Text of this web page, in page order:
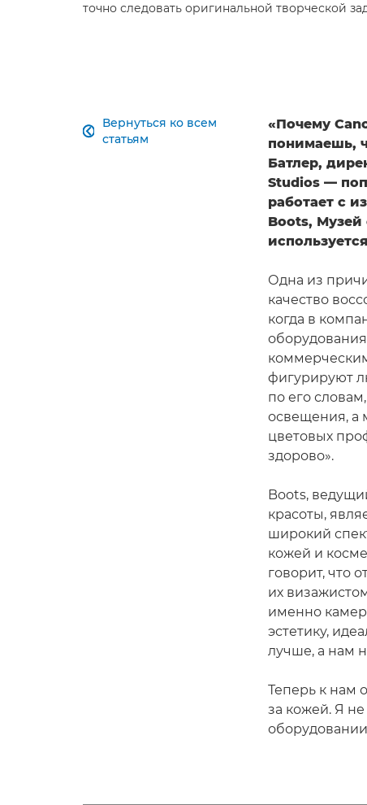
точно следовать оригинальной творческой
Вернуться ко всем
статьям

«Почему
понимаешь,
Батлер,
Studios —
работает с
Boots, Музей
Одна из
качество
когда в
фигурируют
по его
освещения, а
цветовых
здорово».
Boots,
красоты,
широкий
кожей и
говорит, что
их
именно
эстетику,
лучше, а нам
Теперь к нам
за кожей. Я